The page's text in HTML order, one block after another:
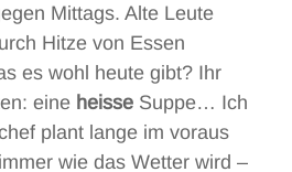
Mittags. Alte Leute
Hitze von Essen
es wohl heute gibt? Ihr
eine heisseSuppe… Ich
plant lange im voraus
wie das Wetter wird –